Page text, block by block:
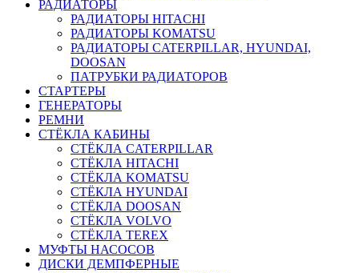
РАДИАТОРЫ
РАДИАТОРЫ HITACHI
РАДИАТОРЫ KOMATSU
РАДИАТОРЫ CATERPILLAR, HYUNDAI,
DOOSAN
ПАТРУБКИ РАДИАТОРОВ
СТАРТЕРЫ
ГЕНЕРАТОРЫ
РЕМНИ
СТЁКЛА КАБИНЫ
СТЁКЛА CATERPILLAR
СТЁКЛА HITACHI
СТЁКЛА KOMATSU
СТЁКЛА HYUNDAI
СТЁКЛА DOOSAN
СТЁКЛА VOLVO
СТЁКЛА TEREX
МУФТЫ НАСОСОВ
ДИСКИ ДЕМПФЕРНЫЕ